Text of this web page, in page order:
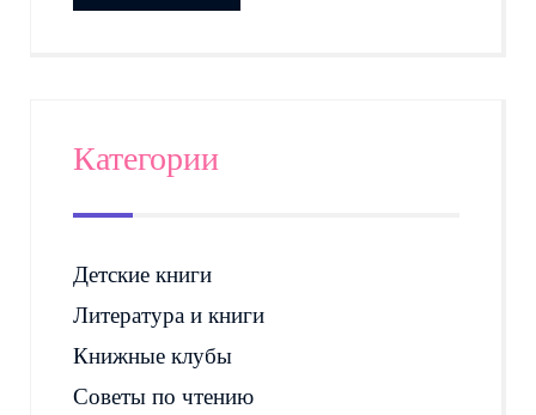
Категории
Детские книги
Литература и книги
Книжные клубы
Советы по чтению